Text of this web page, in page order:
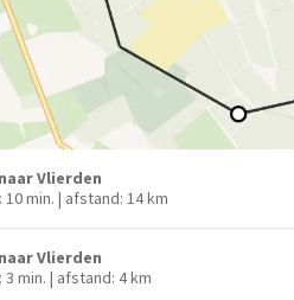
Vlierden
10 min. | afstand: 14 km
Vlierden
3 min. | afstand: 4 km